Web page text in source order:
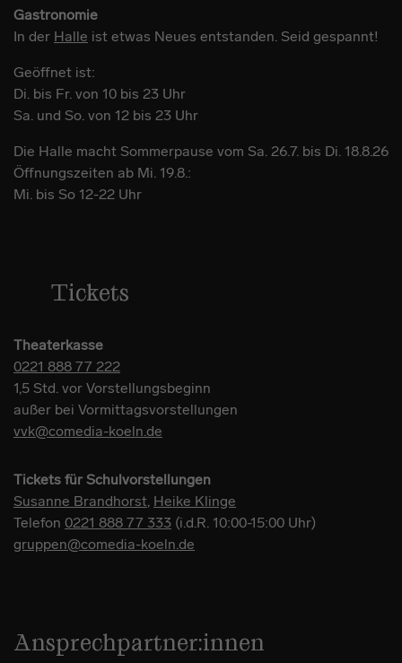
Gastronomie
In der Halle ist etwas Neues entstanden. Seid gespannt!
Geöffnet ist:
Di. bis Fr. von 10 bis 23 Uhr
Sa. und So. von 12 bis 23 Uhr
Die Halle macht Sommerpause vom Sa. 26.7. bis Di. 18.8.26
Öffnungszeiten ab Mi. 19.8.:
Mi. bis So 12-22 Uhr
Tickets
Theaterkasse
0221 888 77 222
1,5 Std. vor Vorstellungsbeginn
außer bei Vormittagsvorstellungen
vvk@comedia-koeln.de
Tickets für Schulvorstellungen
Susanne Brandhorst Heike Klinge
Telefon 0221 888 77 333 (i.d.R. 10:00-15:00 Uhr)
gruppen@comedia-koeln.de
Ansprechpartner:innen